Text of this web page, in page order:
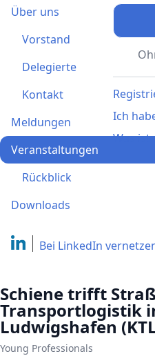
Ich
Was ist
Über uns
Vorstand
Delegierte
Kontakt
Meldungen
Veranstaltungen
Rückblick
Downloads
Bei LinkedIn
Schiene trifft
Transportlogistik
Ludwigshafen
Young Professionals